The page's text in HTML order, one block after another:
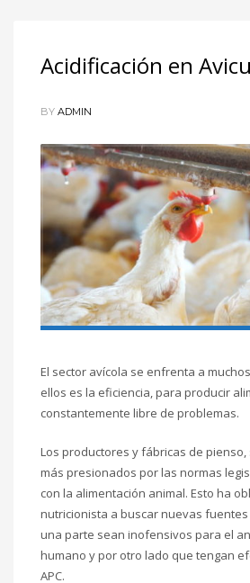
Acidificación en
BY ADMIN
El sector avícola se enfrenta a
ellos es la eficiencia, para producir
constantemente libre de problemas.
Los productores y fábricas de pienso,
más presionados por las normas
con la alimentación animal. Esto ha
nutricionista a buscar nuevas
una parte sean inofensivos para el
humano y por otro lado que tengan
APC.